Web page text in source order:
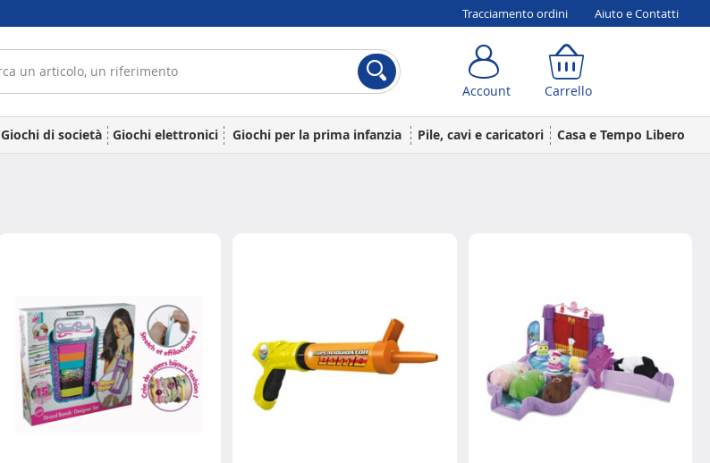
Tracciamento ordini Aiuto e Contatti
Account Carrello
Giochi di società Giochi elettronici Giochi per la prima infanzia Pile, cavi e caricatori Casa e Tempo Libero
Account Carrello